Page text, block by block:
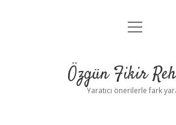
Gizlilik Politikası
Yasal Uyarı
menüyü
Özgün Fikir
Yaratıcı önerilerle fark